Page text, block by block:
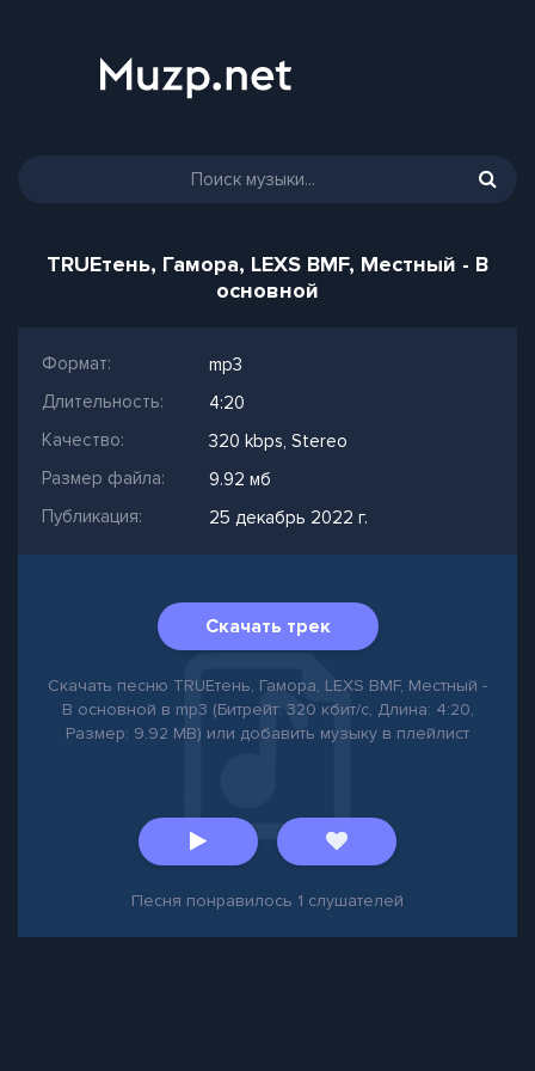
TRUEтень, Гамора, LEXS BMF, Местный - В
основной
Формат:
mp3
Длительность:
4:20
Качество:
320 kbps, Stereo
Размер файла:
9.92 мб
Публикация:
25 декабрь 2022 г.
Скачать трек
Скачать песню TRUEтень, Гамора, LEXS BMF, Местный -
В основной в mp3 (Битрейт: 320 кбит/с, Длина: 4:20,
Размер: 9.92 MB) или добавить музыку в плейлист
Песня понравилось 1 слушателей